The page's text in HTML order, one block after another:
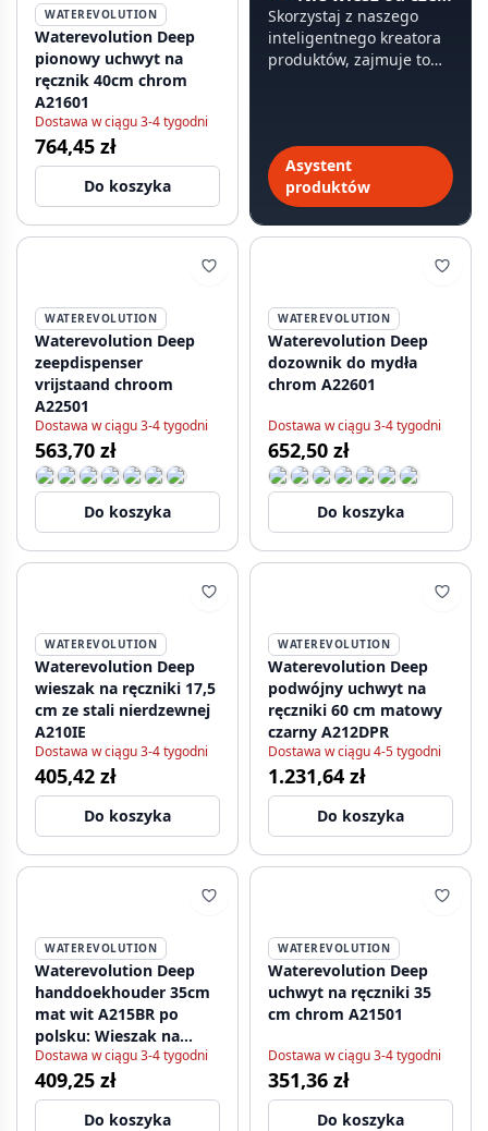
WATEREVOLUTION
Waterevolution Deep
pionowy uchwyt na
ręcznik 40cm chrom
A21601
Dostawa w ciągu 3-4 tygodni
764,45 zł
Do koszyka
Skorzystaj z naszego
inteligentnego kreatora
produktów, zajmuje to
Asystent
produktów
WATEREVOLUTION
Waterevolution Deep
zeepdispenser
vrijstaand chroom
A22501
Dostawa w ciągu 3-4 tygodni
563,70 zł
Do koszyka
WATEREVOLUTION
Waterevolution Deep
dozownik do mydła
chrom A22601
Dostawa w ciągu 3-4 tygodni
652,50 zł
Do koszyka
WATEREVOLUTION
Waterevolution Deep
wieszak na ręczniki 17,5
cm ze stali nierdzewnej
A210IE
Dostawa w ciągu 3-4 tygodni
405,42 zł
Do koszyka
WATEREVOLUTION
Waterevolution Deep
podwójny uchwyt na
ręczniki 60 cm matowy
czarny A212DPR
Dostawa w ciągu 4-5 tygodni
1.231,64 zł
Do koszyka
WATEREVOLUTION
Waterevolution Deep
handdoekhouder 35cm
mat wit A215BR po
polsku: Wieszak na
ręczniki Waterevolution
Deep 35cm matowy
biały A215BR
Dostawa w ciągu 3-4 tygodni
409,25 zł
Do koszyka
WATEREVOLUTION
Waterevolution Deep
uchwyt na ręczniki 35
cm chrom A21501
Dostawa w ciągu 3-4 tygodni
351,36 zł
Do koszyka